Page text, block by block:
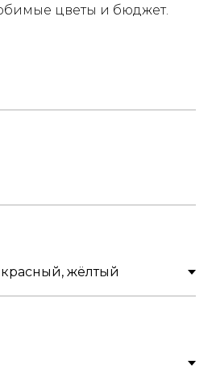
цветы и бюджет.